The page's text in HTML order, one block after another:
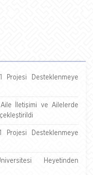
Projesi Desteklenmeye
Aile İletişimi ve Ailelerde
Projesi Desteklenmeye
Heyetinden